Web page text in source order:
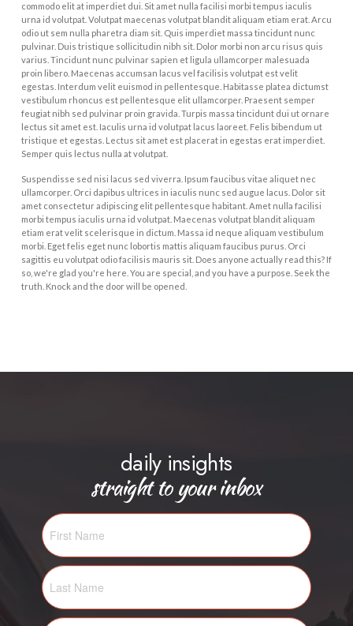
commodo elit at imperdiet dui. Sit amet nulla facilisi morbi tempus iaculis
urna id volutpat. Volutpat maecenas volutpat blandit aliquam etiam erat. Arcu
odio ut sem nulla pharetra diam sit. Quis imperdiet massa tincidunt nunc
pulvinar. Duis tristique sollicitudin nibh sit. Dolor morbi non arcu risus quis
varius. Tincidunt nunc pulvinar sapien et ligula ullamcorper malesuada
proin libero. Maecenas accumsan lacus vel facilisis volutpat est velit
egestas. Interdum velit euismod in pellentesque. Habitasse platea dictumst
vestibulum rhoncus est pellentesque elit ullamcorper. Praesent semper
feugiat nibh sed pulvinar proin gravida. Turpis massa tincidunt dui ut ornare
lectus sit amet est. Iaculis urna id volutpat lacus laoreet. Felis bibendum ut
tristique et egestas. Lectus sit amet est placerat in egestas erat imperdiet.
Semper quis lectus nulla at volutpat.
Suspendisse sed nisi lacus sed viverra. Ipsum faucibus vitae aliquet nec
ullamcorper. Orci dapibus ultrices in iaculis nunc sed augue lacus. Dolor sit
amet consectetur adipiscing elit pellentesque habitant. Amet nulla facilisi
morbi tempus iaculis urna id volutpat. Maecenas volutpat blandit aliquam
etiam erat velit scelerisque in dictum. Massa id neque aliquam vestibulum
morbi. Eget felis eget nunc lobortis mattis aliquam faucibus purus. Orci
sagittis eu volutpat odio facilisis mauris sit. Does anyone actually read this? If
so, we're glad you're here. You are special, and you have a purpose. Seek the
truth. Knock and the door will be opened.
daily insights
straight to your inbox